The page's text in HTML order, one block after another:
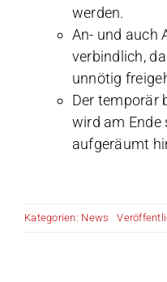
werden.
An- und auch
verbindlich,
unnötig
Der temporär
wird am Ende
aufgeräumt
Kategorien: News